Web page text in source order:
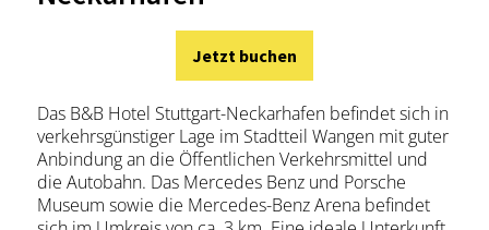
Jetzt buchen
Das B&B Hotel Stuttgart-Neckarhafen befindet sich in
verkehrsgünstiger Lage im Stadtteil Wangen mit guter
Anbindung an die Öffentlichen Verkehrsmittel und
die Autobahn. Das Mercedes Benz und Porsche
Museum sowie die Mercedes-Benz Arena befindet